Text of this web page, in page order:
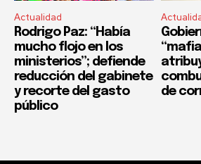
Actualidad
Rodrigo Paz: “Había
mucho flojo en los
ministerios”; defiende
reducción del gabinete
y recorte del gasto
público
de